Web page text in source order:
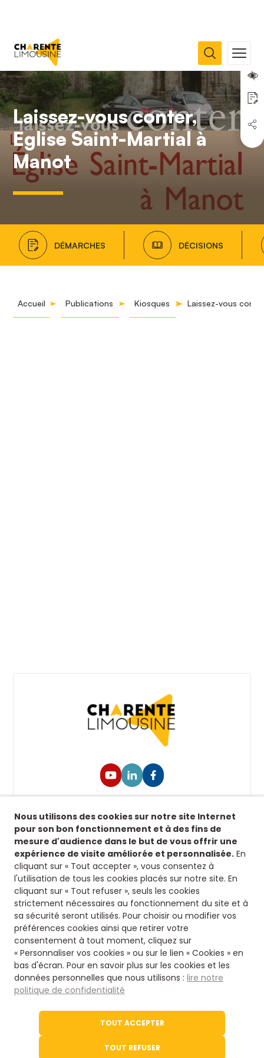
Laissez-vous conter,
Eglise Saint-Martial à
Manot
DÉMARCHES DÉCISIONS
Accueil Publications Kiosques Laissez-vous
Retrouvez-nous sur nos réseaux sociaux afin de
suivre toutes nos actualités.
Siège
8 rue fontaines des jardins
16500 Confolens
Nous contacter
05 45 84 14 08
Via notre formulaire
Le site de l'office du Tourisme
Nous utilisons des cookies sur notre site Internet
pour son bon fonctionnement et à des fins de
mesure d'audience dans le but de vous offrir une
expérience de visite améliorée et personnalisée. En
cliquant sur « Tout accepter », vous consentez à
l'utilisation de tous les cookies placés sur notre site. En
cliquant sur « Tout refuser », seuls les cookies
strictement nécessaires au fonctionnement du site et à
sa sécurité seront utilisés. Pour choisir ou modifier vos
préférences cookies ainsi que retirer votre
consentement à tout moment, cliquez sur
« Personnaliser vos cookies » ou sur le lien « Cookies » en
bas d'écran. Pour en savoir plus sur les cookies et les
données personnelles que nous utilisons : lire notre
politique de confidentialité
TOUT ACCEPTER
TOUT REFUSER